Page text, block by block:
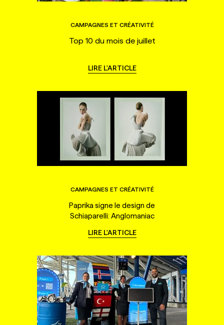
CAMPAGNES ET CRÉATIVITÉ
Top 10 du mois de juillet
LIRE L'ARTICLE
CAMPAGNES ET CRÉATIVITÉ
Paprika signe le design de
Schiaparelli: Anglomaniac
LIRE L'ARTICLE